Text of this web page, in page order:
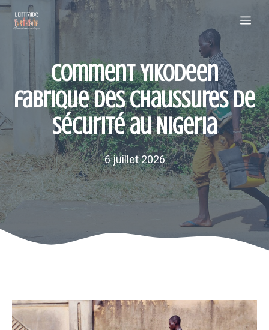
Aller
Comment Yikodeen
fabrique des chaussures de
sécurité au Nigeria
6 juillet 2026